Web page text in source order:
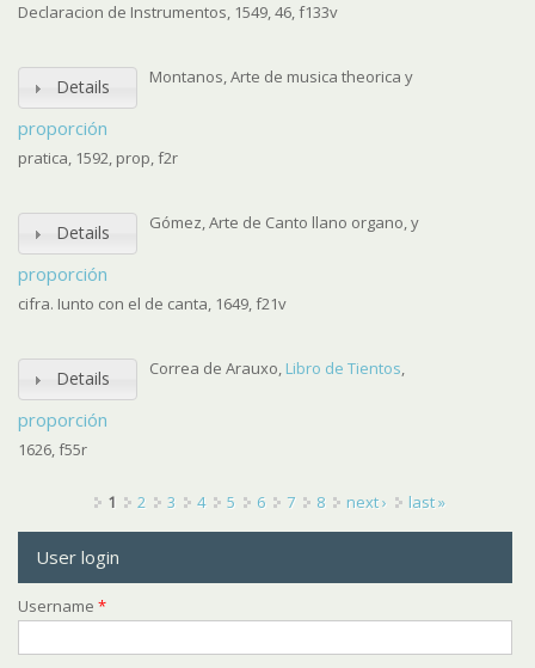
Declaracion de Instrumentos, 1549, 46, f133v
Details
proporción
Montanos, Arte de musica theorica y
pratica, 1592, prop, f2r
Details
proporción
Gómez, Arte de Canto llano organo, y
cifra. Iunto con el de canta, 1649, f21v
Details
proporción
Correa de Arauxo, Libro de Tientos,
1626, f55r
1 2 3 4 5 6 7 8 next › last »
User login
Username *